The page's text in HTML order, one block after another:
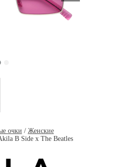
очки / Женские
B Side x The Beatles